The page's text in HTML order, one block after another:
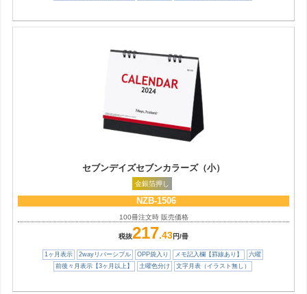
セブンデイズセブンカラーズ（小）
金銀箔押し
NZB-1506
100冊注文時 販売価格
税抜217.43円/冊
1ヶ月表示 2wayリバーシブル OPP袋入り メモ記入欄【罫線あり】
六曜
前後々月表示【3ヶ月以上】
土曜色分け 文字月表（イラスト無し）